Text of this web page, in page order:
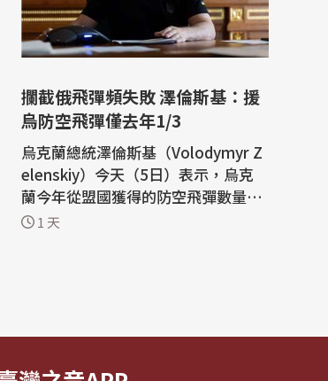
攔截俄飛彈頻失敗 澤倫斯基：援
烏防空飛彈僅去年1/3
烏克蘭總統澤倫斯基（Volodymyr Z
elenskiy）今天（5日）表示，烏克
蘭今年從盟國獲得的防空飛彈數量，
只有去年的三分之一。基輔正積極尋
1 天